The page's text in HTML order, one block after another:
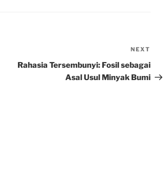
Post
NEXT
Rahasia Tersembunyi: Fosil sebagai
Asal Usul Minyak Bumi